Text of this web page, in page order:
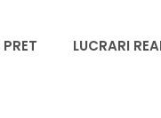
LUCRARI